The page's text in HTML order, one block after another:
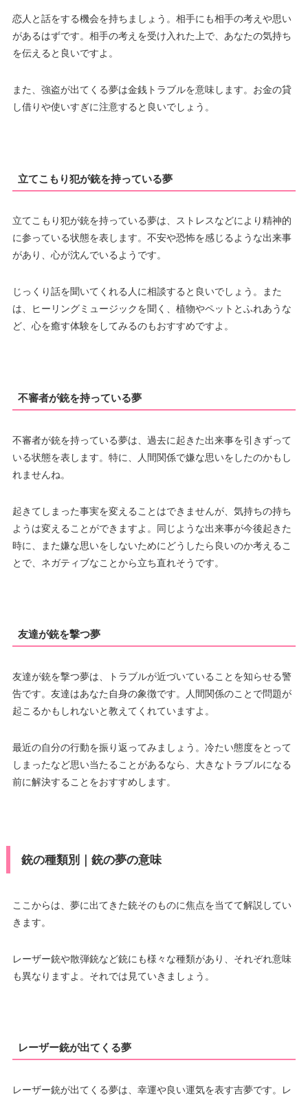
恋人と話をする機会を持ちましょう。相手にも相手の考えや思い
があるはずです。相手の考えを受け入れた上で、あなたの気持ち
を伝えると良いですよ。
また、強盗が出てくる夢は金銭トラブルを意味します。お金の貸
し借りや使いすぎに注意すると良いでしょう。
立てこもり犯が銃を持っている夢
立てこもり犯が銃を持っている夢は、ストレスなどにより精神的
に参っている状態を表します。不安や恐怖を感じるような出来事
があり、心が沈んでいるようです。
じっくり話を聞いてくれる人に相談すると良いでしょう。また
は、ヒーリングミュージックを聞く、植物やペットとふれあうな
ど、心を癒す体験をしてみるのもおすすめですよ。
不審者が銃を持っている夢
不審者が銃を持っている夢は、過去に起きた出来事を引きずって
いる状態を表します。特に、人間関係で嫌な思いをしたのかもし
れませんね。
起きてしまった事実を変えることはできませんが、気持ちの持ち
ようは変えることができますよ。同じような出来事が今後起きた
時に、また嫌な思いをしないためにどうしたら良いのか考えるこ
とで、ネガティブなことから立ち直れそうです。
友達が銃を撃つ夢
友達が銃を撃つ夢は、トラブルが近づいていることを知らせる警
告です。友達はあなた自身の象徴です。人間関係のことで問題が
起こるかもしれないと教えてくれていますよ。
最近の自分の行動を振り返ってみましょう。冷たい態度をとって
しまったなど思い当たることがあるなら、大きなトラブルになる
前に解決することをおすすめします。
銃の種類別｜銃の夢の意味
ここからは、夢に出てきた銃そのものに焦点を当てて解説してい
きます。
レーザー銃や散弾銃など銃にも様々な種類があり、それぞれ意味
も異なりますよ。それでは見ていきましょう。
レーザー銃が出てくる夢
レーザー銃が出てくる夢は、幸運や良い運気を表す吉夢です。レ